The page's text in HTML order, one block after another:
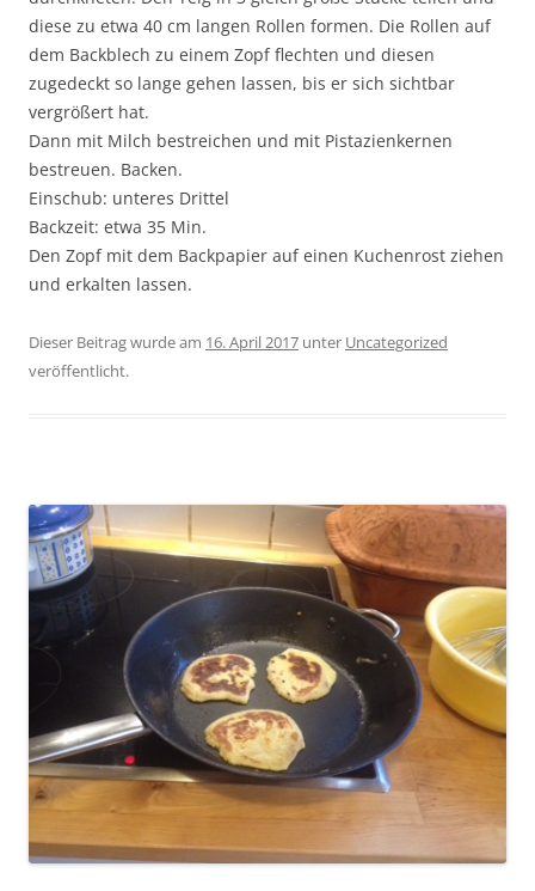
diese zu etwa 40 cm langen Rollen formen. Die Rollen auf
dem Backblech zu einem Zopf flechten und diesen
zugedeckt so lange gehen lassen, bis er sich sichtbar
vergrößert hat.
Dann mit Milch bestreichen und mit Pistazienkernen
bestreuen. Backen.
Einschub: unteres Drittel
Backzeit: etwa 35 Min.
Den Zopf mit dem Backpapier auf einen Kuchenrost ziehen
und erkalten lassen.
Dieser Beitrag wurde am 16. April 2017 unter Uncategorized
veröffentlicht.